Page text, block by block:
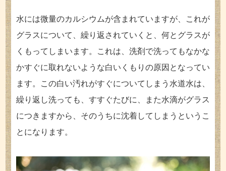
水には微量のカルシウムが含まれていますが、これが
グラスについて、繰り返されていくと、何とグラスが
くもってしまいます。これは、洗剤で洗ってもなかな
かすぐに取れないような白いくもりの原因となってい
ます。この白い汚れがすぐについてしまう水道水は、
繰り返し洗っても、すすぐたびに、また水滴がグラス
につきますから、そのうちに沈着してしまうというこ
とになります。